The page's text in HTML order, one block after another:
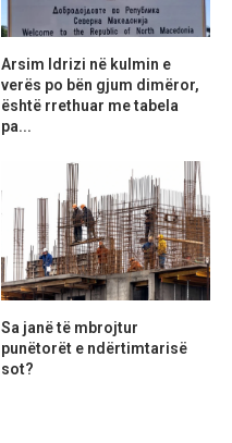
Arsim Idrizi në kulmin e
verës po bën gjum dimëror,
është rrethuar me tabela
pa...
Sa janë të mbrojtur
punëtorët e ndërtimtarisë
sot?